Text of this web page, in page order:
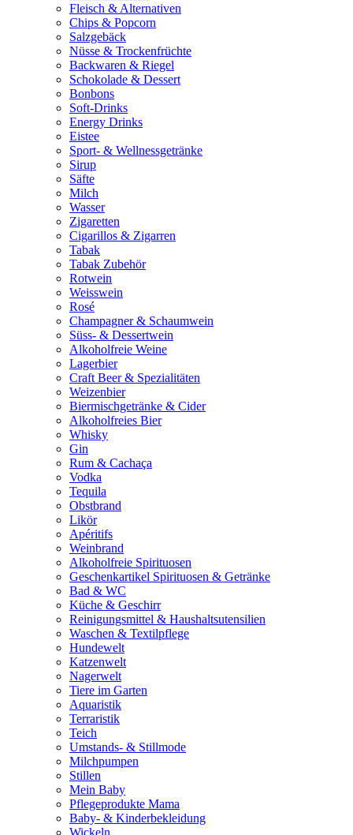
Fleisch & Alternativen
Chips & Popcorn
Salzgebäck
Nüsse & Trockenfrüchte
Backwaren & Riegel
Schokolade & Dessert
Bonbons
Soft-Drinks
Energy Drinks
Eistee
Sport- & Wellnessgetränke
Sirup
Säfte
Milch
Wasser
Zigaretten
Cigarillos & Zigarren
Tabak
Tabak Zubehör
Rotwein
Weisswein
Rosé
Champagner & Schaumwein
Süss- & Dessertwein
Alkoholfreie Weine
Lagerbier
Craft Beer & Spezialitäten
Weizenbier
Biermischgetränke & Cider
Alkoholfreies Bier
Whisky
Gin
Rum & Cachaça
Vodka
Tequila
Obstbrand
Likör
Apéritifs
Weinbrand
Alkoholfreie Spirituosen
Geschenkartikel Spirituosen & Getränke
Bad & WC
Küche & Geschirr
Reinigungsmittel & Haushaltsutensilien
Waschen & Textilpflege
Hundewelt
Katzenwelt
Nagerwelt
Tiere im Garten
Aquaristik
Terraristik
Teich
Umstands- & Stillmode
Milchpumpen
Stillen
Mein Baby
Pflegeprodukte Mama
Baby- & Kinderbekleidung
Wickeln